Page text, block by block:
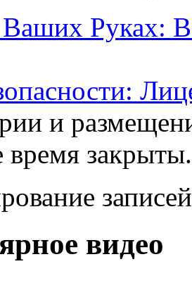
Руках:
и
время закрыты.
видео